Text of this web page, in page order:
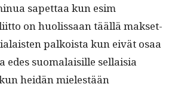
sapet­taa kun esim
on huolis­saan tääl­lä mak­set­
palkoista kun eivät osaa
edes suo­ma­laisille sel­l­aisia
hei­dän mielestään